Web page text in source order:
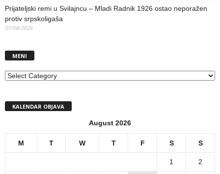
Prijateljski remi u Svilajncu – Mladi Radnik 1926 ostao neporažen
protiv srpskoligaša
07/08/2026
MENI
MENI
KALENDAR OBJAVA
August 2026
M T W T F S S
1 2